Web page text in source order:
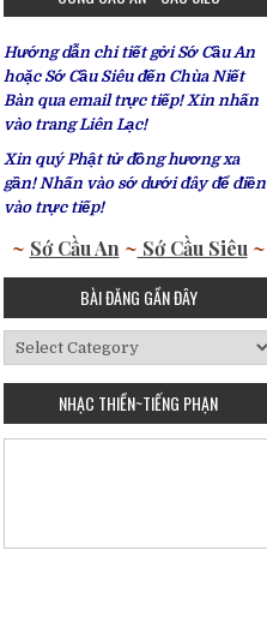
Hướng dẫn chi tiết gởi Sớ Cầu An
hoặc Sớ Cầu Siêu đến Chùa Niết
Bàn qua email trực tiếp! Xin nhấn
vào trang Liên Lạc!
Xin quý Phật tử đồng hương xa
gần! Nhấn vào sớ dưới đây để điền
vào trực tiếp!
~ Sớ Cầu An ~ Sớ Cầu Siêu ~
BÀI ĐĂNG GẦN ĐÂY
Bài
Đăng
Gần
NHẠC THIỀN~TIẾNG PHẠN